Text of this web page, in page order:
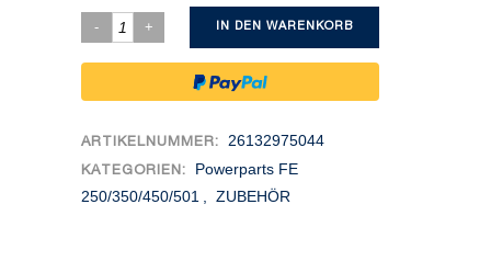
IN DEN WARENKORB
ARTIKELNUMMER: 26132975044
KATEGORIEN:
Powerparts FE
250/350/450/501
ZUBEHÖR